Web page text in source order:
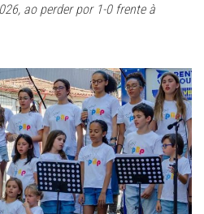
ao perder por 1-0 frente à